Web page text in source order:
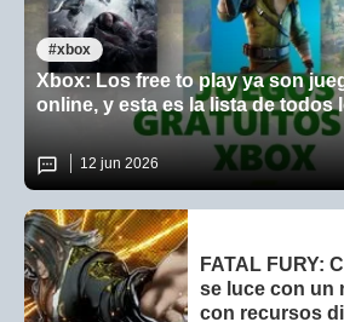
xbox
Xbox: Los free to play ya son
online, y esta es la lista de todos
12 jun 2026
FATAL FURY:
se luce con un
con recursos